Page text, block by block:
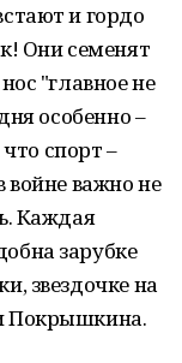
и гордо
Они семенят
"главное не
особенно –
спорт –
важно не
Каждая
зарубке
звездочке на
Покрышкина.